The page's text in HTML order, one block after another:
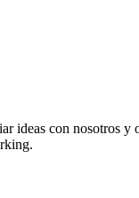
con nosotros y